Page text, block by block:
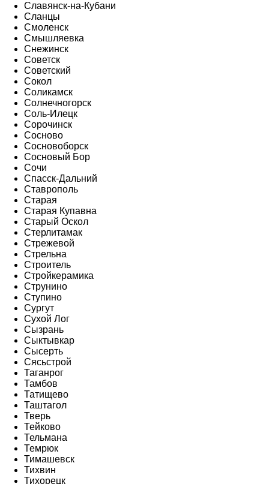
Славянск-на-Кубани
Сланцы
Смоленск
Смышляевка
Снежинск
Советск
Советский
Сокол
Соликамск
Солнечногорск
Соль-Илецк
Сорочинск
Сосново
Сосновоборск
Сосновый Бор
Сочи
Спасск-Дальний
Ставрополь
Старая
Старая Купавна
Старый Оскол
Стерлитамак
Стрежевой
Стрельна
Строитель
Стройкерамика
Струнино
Ступино
Сургут
Сухой Лог
Сызрань
Сыктывкар
Сысерть
Сясьстрой
Таганрог
Тамбов
Татищево
Таштагол
Тверь
Тейково
Тельмана
Темрюк
Тимашевск
Тихвин
Тихорецк